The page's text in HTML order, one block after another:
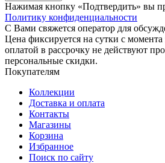
Нажимая кнопку «Подтвердить» вы
Политику конфиденциальности
С Вами свяжется оператор для
Цена фиксируется на сутки с момента
оплатой в рассрочку не действуют
персональные скидки.
Покупателям
Коллекции
Доставка и оплата
Контакты
Магазины
Корзина
Избранное
Поиск по сайту